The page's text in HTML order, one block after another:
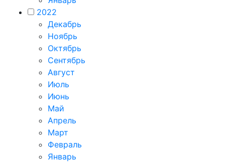
2022
Декабрь
Ноябрь
Октябрь
Сентябрь
Август
Июль
Июнь
Май
Апрель
Март
Февраль
Январь